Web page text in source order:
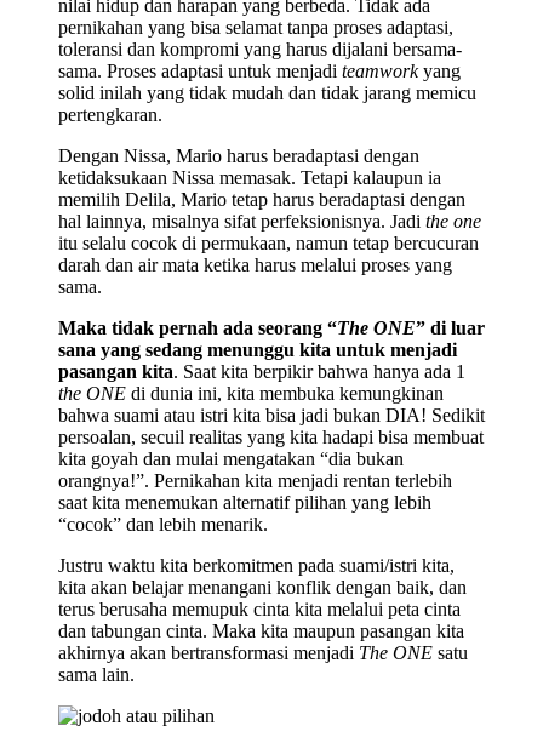
nilai hidup dan harapan yang berbeda. Tidak ada
pernikahan yang bisa selamat tanpa proses adaptasi,
toleransi dan kompromi yang harus dijalani bersama-
sama. Proses adaptasi untuk menjadi teamworkyang
solid inilah yang tidak mudah dan tidak jarang memicu
pertengkaran.
Dengan Nissa, Mario harus beradaptasi dengan
ketidaksukaan Nissa memasak. Tetapi kalaupun ia
memilih Delila, Mario tetap harus beradaptasi dengan
hal lainnya, misalnya sifat perfeksionisnya. Jadi the one
itu selalu cocok di permukaan, namun tetap bercucuran
darah dan air mata ketika harus melalui proses yang
sama.
Maka tidak pernah ada seorang “The ONE” di luar
sana yang sedang menunggu kita untuk menjadi
pasangan kita. Saat kita berpikir bahwa hanya ada 1
the ONE di dunia ini, kita membuka kemungkinan
bahwa suami atau istri kita bisa jadi bukan DIA! Sedikit
persoalan, secuil realitas yang kita hadapi bisa membuat
kita goyah dan mulai mengatakan “dia bukan
orangnya!”. Pernikahan kita menjadi rentan terlebih
saat kita menemukan alternatif pilihan yang lebih
“cocok” dan lebih menarik.
Justru waktu kita berkomitmen pada suami/istri kita,
kita akan belajar menangani konflik dengan baik, dan
terus berusaha memupuk cinta kita melalui peta cinta
dan tabungan cinta. Maka kita maupun pasangan kita
akhirnya akan bertransformasi menjadi The ONE satu
sama lain.